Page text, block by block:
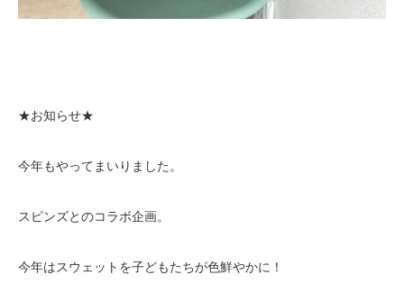
★お知らせ★
今年もやってまいりました。
スピンズとのコラボ企画。
今年はスウェットを子どもたちが色鮮やかに！